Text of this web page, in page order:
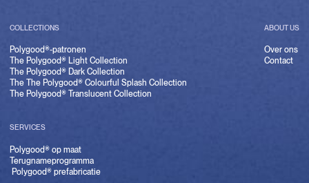
COLLECTIONS
Polygood®-patronen
The Polygood® Light Collection
The Polygood® Dark Collection
The The Polygood® Colourful Splash Collection
The Polygood® Translucent Collection
ABOUT US
Over ons
Contact
SERVICES
Polygood® op maat
Terugnameprogramma
Polygood® prefabricatie